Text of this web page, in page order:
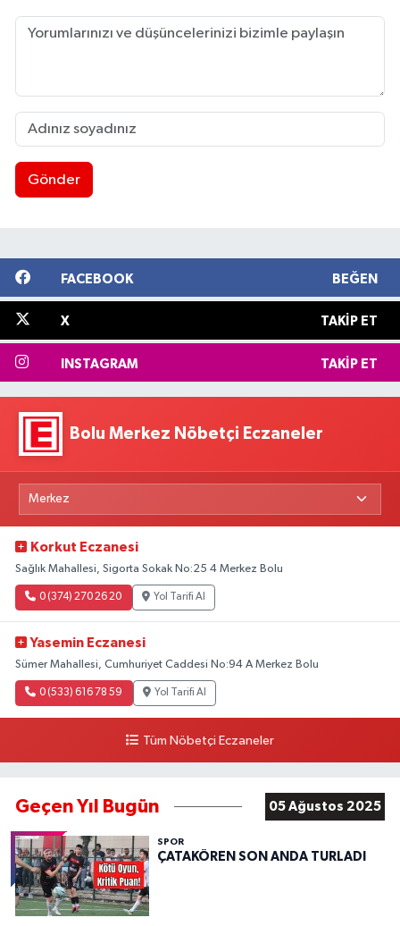
Gönder
FACEBOOK BEĞEN
X TAKIP ET
INSTAGRAM TAKIP ET
Bolu Merkez Nöbetçi Eczaneler
Korkut Eczanesi
Sağlık Mahallesi, Sigorta Sokak No:25 4 Merkez Bolu
0 (374) 270 26 20 Yol Tarifi Al
Yasemin Eczanesi
Sümer Mahallesi, Cumhuriyet Caddesi No:94 A Merkez Bolu
0 (533) 616 78 59 Yol Tarifi Al
Tüm Nöbetçi Eczaneler
Geçen Yıl Bugün 05 Ağustos 2025
SPOR
ÇATAKÖREN SON ANDA TURLADI